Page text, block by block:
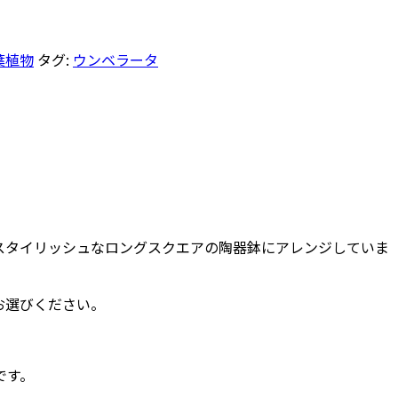
植物 タグ: ウンベラータ
イリッシュなロングスクエアの陶器鉢にアレンジしていま
びください。
。